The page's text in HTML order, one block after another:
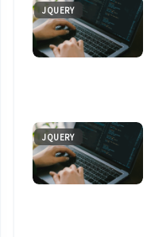
JQUERY
JQUERY